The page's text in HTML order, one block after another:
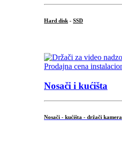
Hard disk - SSD
Nosači i kućišta
Nosači - kućišta - držači kamera